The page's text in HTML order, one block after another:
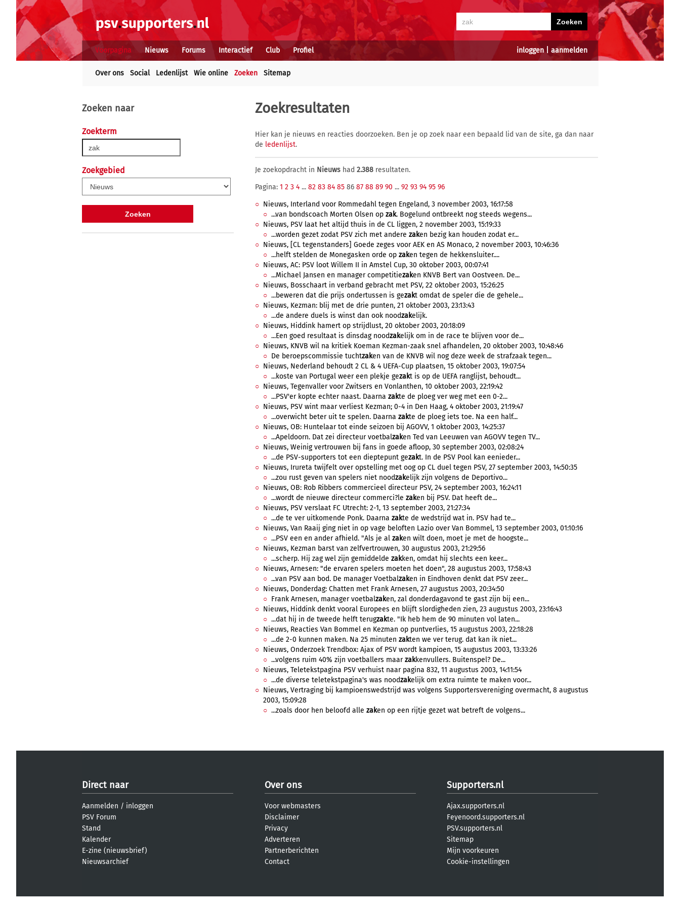
inloggen| aanmelden
Voorpagina Nieuws Forums Interactief Club Profiel
Over ons Social Ledenlijst Wie online Zoeken Sitemap
Zoeken naar
Zoekterm
Zoekgebied
Zoekresultaten
Hier kan je nieuws en reacties doorzoeken. Ben je op zoek naar een bepaald lid van de site, ga dan naar
de ledenlijst.
Je zoekopdracht in Nieuws had 2.388 resultaten.
Pagina: 1 2 3 4 ... 82 83 84 85 86 87 88 89 90 ... 92 93 94 95 96
Nieuws, Interland voor Rommedahl tegen Engeland, 3 november 2003, 16:17:58
...van bondscoach Morten Olsen op zak. Bogelund ontbreekt nog steeds wegens...
Nieuws, PSV laat het altijd thuis in de CL liggen, 2 november 2003, 15:19:33
...worden gezet zodat PSV zich met andere zaken bezig kan houden zodat er...
Nieuws, [CL tegenstanders] Goede zeges voor AEK en AS Monaco, 2 november 2003, 10:46:36
...helft stelden de Monegasken orde op zaken tegen de hekkensluiter....
Nieuws, AC: PSV loot Willem II in Amstel Cup, 30 oktober 2003, 00:07:41
...Michael Jansen en manager competitiezaken KNVB Bert van Oostveen. De...
Nieuws, Bosschaart in verband gebracht met PSV, 22 oktober 2003, 15:26:25
...beweren dat die prijs ondertussen is gezakt omdat de speler die de gehele...
Nieuws, Kezman: blij met de drie punten, 21 oktober 2003, 23:13:43
...de andere duels is winst dan ook noodzakelijk.
Nieuws, Hiddink hamert op strijdlust, 20 oktober 2003, 20:18:09
...Een goed resultaat is dinsdag noodzakelijk om in de race te blijven voor de...
Nieuws, KNVB wil na kritiek Koeman Kezman-zaak snel afhandelen, 20 oktober 2003, 10:48:46
De beroepscommissie tuchtzaken van de KNVB wil nog deze week de strafzaak tegen...
Nieuws, Nederland behoudt 2 CL & 4 UEFA-Cup plaatsen, 15 oktober 2003, 19:07:54
...koste van Portugal weer een plekje gezakt is op de UEFA ranglijst, behoudt...
Nieuws, Tegenvaller voor Zwitsers en Vonlanthen, 10 oktober 2003, 22:19:42
...PSV'er kopte echter naast. Daarna zakte de ploeg ver weg met een 0-2...
Nieuws, PSV wint maar verliest Kezman; 0-4 in Den Haag, 4 oktober 2003, 21:19:47
...overwicht beter uit te spelen. Daarna zakte de ploeg iets toe. Na een half...
Nieuws, OB: Huntelaar tot einde seizoen bij AGOVV, 1 oktober 2003, 14:25:37
...Apeldoorn. Dat zei directeur voetbalzaken Ted van Leeuwen van AGOVV tegen TV...
Nieuws, Weinig vertrouwen bij fans in goede afloop, 30 september 2003, 02:08:24
...de PSV-supporters tot een dieptepunt gezakt. In de PSV Pool kan eenieder...
Nieuws, Irureta twijfelt over opstelling met oog op CL duel tegen PSV, 27 september 2003, 14:50:35
...zou rust geven van spelers niet noodzakelijk zijn volgens de Deportivo...
Nieuws, OB: Rob Ribbers commercieel directeur PSV, 24 september 2003, 16:24:11
...wordt de nieuwe directeur commerci?le zaken bij PSV. Dat heeft de...
Nieuws, PSV verslaat FC Utrecht: 2-1, 13 september 2003, 21:27:34
...de te ver uitkomende Ponk. Daarna zakte de wedstrijd wat in. PSV had te...
Nieuws, Van Raaij ging niet in op vage beloften Lazio over Van Bommel, 13 september 2003, 01:10:16
...PSV een en ander afhield. "Als je al zaken wilt doen, moet je met de hoogste...
Nieuws, Kezman barst van zelfvertrouwen, 30 augustus 2003, 21:29:56
...scherp. Hij zag wel zijn gemiddelde zakken, omdat hij slechts een keer...
Nieuws, Arnesen: "de ervaren spelers moeten het doen", 28 augustus 2003, 17:58:43
...van PSV aan bod. De manager Voetbalzaken in Eindhoven denkt dat PSV zeer...
Nieuws, Donderdag: Chatten met Frank Arnesen, 27 augustus 2003, 20:34:50
Frank Arnesen, manager voetbalzaken, zal donderdagavond te gast zijn bij een...
Nieuws, Hiddink denkt vooral Europees en blijft slordigheden zien, 23 augustus 2003, 23:16:43
...dat hij in de tweede helft terugzakte. "Ik heb hem de 90 minuten vol laten...
Nieuws, Reacties Van Bommel en Kezman op puntverlies, 15 augustus 2003, 22:18:28
...de 2-0 kunnen maken. Na 25 minuten zakten we ver terug. dat kan ik niet...
Nieuws, Onderzoek Trendbox: Ajax of PSV wordt kampioen, 15 augustus 2003, 13:33:26
...volgens ruim 40% zijn voetballers maarzakkenvullers. Buitenspel? De...
Nieuws, Teletekstpagina PSV verhuist naar pagina 832, 11 augustus 2003, 14:11:54
...de diverse teletekstpagina's was noodzakelijk om extra ruimte te maken voor...
Nieuws, Vertraging bij kampioenswedstrijd was volgens Supportersvereniging overmacht, 8 augustus
2003, 15:09:28
...zoals door hen beloofd alle zaken op een rijtje gezet wat betreft de volgens...
Direct naar
Aanmelden / inloggen
PSV Forum
Stand
Kalender
E-zine (nieuwsbrief)
Nieuwsarchief
Over ons
Voor webmasters
Disclaimer
Privacy
Adverteren
Partnerberichten
Contact
Supporters.nl
Ajax.supporters.nl
Feyenoord.supporters.nl
PSV.supporters.nl
Sitemap
Mijn voorkeuren
Cookie-instellingen